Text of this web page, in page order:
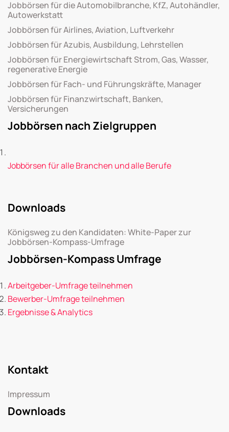
Jobbörsen für die Automobilbranche, KfZ, Autohändler,
Autowerkstatt
Jobbörsen für Airlines, Aviation, Luftverkehr
Jobbörsen für Azubis, Ausbildung, Lehrstellen
Jobbörsen für Energiewirtschaft Strom, Gas, Wasser,
regenerative Energie
Jobbörsen für Fach- und Führungskräfte, Manager
Jobbörsen für Finanzwirtschaft, Banken,
Versicherungen
Jobbörsen nach Zielgruppen
Jobbörsen für alle Branchen und alle Berufe
Downloads
Königsweg zu den Kandidaten: White-Paper zur
Jobbörsen-Kompass-Umfrage
Jobbörsen-Kompass Umfrage
Arbeitgeber-Umfrage teilnehmen
Bewerber-Umfrage teilnehmen
Ergebnisse & Analytics
Kontakt
Impressum
Downloads